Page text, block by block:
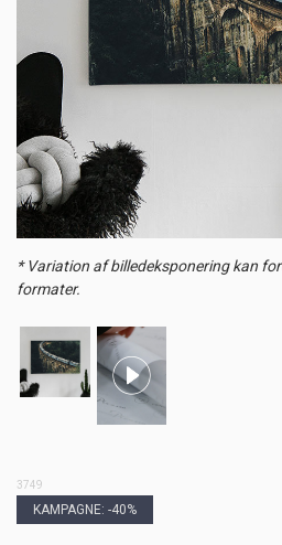
* Variation af billedeksponering kan
formater.
3749
KAMPAGNE: -40%